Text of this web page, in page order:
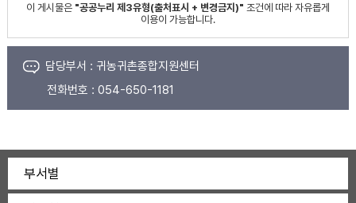
이 게시물은 "공공누리 제3유형(출처표시 + 변경금지)" 조건에 따라 자유롭게
이용이 가능합니다.
담당부서 : 귀농귀촌종합지원센터
전화번호 : 054-650-1181
부서별